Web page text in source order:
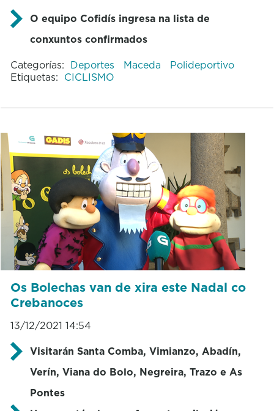
O equipo Cofidís ingresa na lista de
conxuntos confirmados
Categorías: Deportes Maceda
Polideportivo
Etiquetas: CICLISMO
Os Bolechas van de xira este Nadal co
Crebanoces
13/12/2021 14:54
Visitarán Santa Comba, Vimianzo, Abadín,
Verín, Viana do Bolo, Negreira, Trazo e As
Pontes